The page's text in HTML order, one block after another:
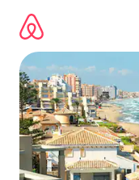
directement
contenu